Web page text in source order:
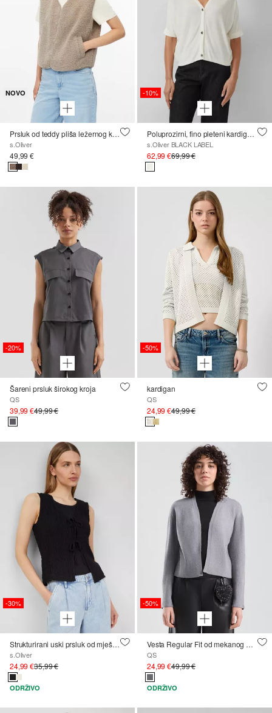
NOVO
Prsluk od teddy pliša ležernog kroja
s.Oliver
49,99 €
-10%
Poluprozirni, fino pleteni kardigan s kratkim rukavima
s.Oliver BLACK LABEL
62,99 €69,99 €
-20%
Šareni prsluk širokog kroja
QS
39,99 €49,99 €
-50%
kardigan
QS
24,99 €49,99 €
-30%
Strukturirani uski prsluk od mješavine pamuka
s.Oliver
24,99 €35,99 €
ODRŽIVO
-50%
Vesta Regular Fit od mekanog pletiva
QS
24,99 €49,99 €
ODRŽIVO